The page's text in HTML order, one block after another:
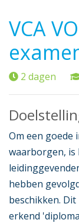
VCA
2 dagen
Om een goede
waarborgen, is
hebben
beschikken.
erkend